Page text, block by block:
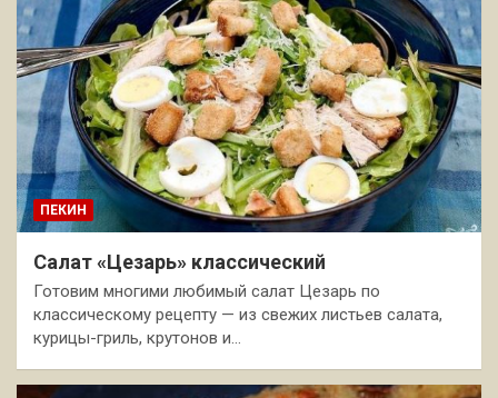
ПЕКИН
Салат «Цезарь» классический
Готовим многими любимый салат Цезарь по
классическому рецепту — из свежих листьев салата,
курицы-гриль, крутонов и…